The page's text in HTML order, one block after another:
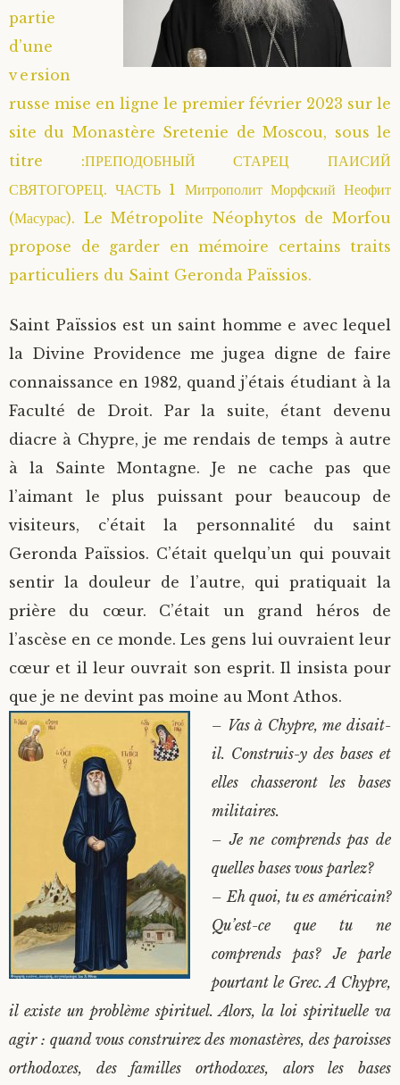
Saint Hilarion (Troïtski)
Saint Jean de Kronstadt
Saint Laurent de Tchernigov
Saint Nikon d’Optina
Saint Seraphim de Sarov
Saint Seraphim de Vyritsa
Saint Serge de Radonège
Saint Siméon (Jelnine)
Saint Sophrony l’Athonite
Sainte Matrone de Moscou
Métropolite Zénobe (Majouga)
Archimandrite Adrien (Kirsanov)
Archimandrite Alipi (Voronov)
Archimandrite Andronique (Loukach)
Archimandrite Athénogène (Agapov)
Higoumène Boris (Kramtsov)
Bienheureuses et Staritsas
Bienheureuse Lioubouchka
Bienheureuse Maria Ivanovna
Staritsa Marie Makovkine
Staritsa Anastasia
Geronda Grigorios de Dochiariou
Archimandrite Hippolyte (Khaline)
Archimandrite Lazare (Abachidzé)
Geronda Arsenios le Spiléote
Gerondissa Makrina (Vassopoulou)
Archimandrite Nathanaël (Pospelov)
Père Héliodore
Famille spirituelle
Portraits
partie
d’une
version
russe mise en ligne le premier février 2023 sur le
site du Monastère Sretenie de Moscou, sous le
titre :ПРЕПОДОБНЫЙ СТАРЕЦ ПАИСИЙ
СВЯТОГОРЕЦ. ЧАСТЬ 1 Митрополит Морфский Неофит
(Масурас). Le Métropolite Néophytos de Morfou
propose de garder en mémoire certains traits
particuliers du Saint Geronda Païssios.
Saint Païssios est un saint homme e avec lequel
la Divine Providence me jugea digne de faire
connaissance en 1982, quand j’étais étudiant à la
Faculté de Droit. Par la suite, étant devenu
diacre à Chypre, je me rendais de temps à autre
à la Sainte Montagne. Je ne cache pas que
l’aimant le plus puissant pour beaucoup de
visiteurs, c’était la personnalité du saint
Geronda Païssios. C’était quelqu’un qui pouvait
sentir la douleur de l’autre, qui pratiquait la
prière du cœur. C’était un grand héros de
l’ascèse en ce monde. Les gens lui ouvraient leur
cœur et il leur ouvrait son esprit. Il insista pour
que je ne devint pas moine au Mont Athos.
– Vas à Chypre, me disait-
il. Construis-y des bases et
elles chasseront les bases
militaires.
– Je ne comprends pas de
quelles bases vous parlez?
– Eh quoi, tu es américain?
Qu’est-ce que tu ne
comprends pas? Je parle
pourtant le Grec. A Chypre,
il existe un problème spirituel. Alors, la loi spirituelle va
agir : quand vous construirez des monastères, des paroisses
orthodoxes, des familles orthodoxes, alors les bases